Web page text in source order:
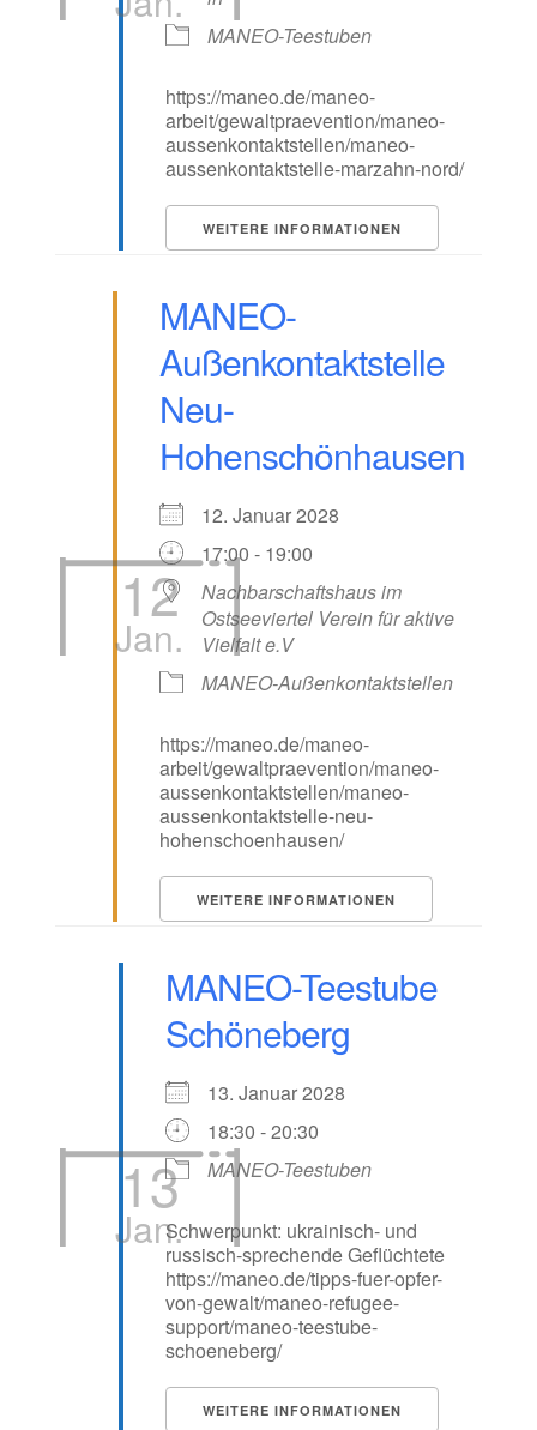
MANEO-Teestuben
https://maneo.de/maneo-
arbeit/gewaltpraevention/maneo-
aussenkontaktstellen/maneo-
aussenkontaktstelle-marzahn-nord/
WEITERE INFORMATIONEN
12
Jan.
MANEO-
Außenkontaktstelle
Neu-
Hohenschönhausen
12. Januar 2028
17:00 - 19:00
Nachbarschaftshaus im
Ostseeviertel Verein für aktive
Vielfalt e.V
MANEO-Außenkontaktstellen
https://maneo.de/maneo-
arbeit/gewaltpraevention/maneo-
aussenkontaktstellen/maneo-
aussenkontaktstelle-neu-
hohenschoenhausen/
WEITERE INFORMATIONEN
13
Jan.
MANEO-Teestube
Schöneberg
13. Januar 2028
18:30 - 20:30
MANEO-Teestuben
Schwerpunkt: ukrainisch- und
russisch-sprechende Geflüchtete
https://maneo.de/tipps-fuer-opfer-
von-gewalt/maneo-refugee-
support/maneo-teestube-
schoeneberg/
WEITERE INFORMATIONEN